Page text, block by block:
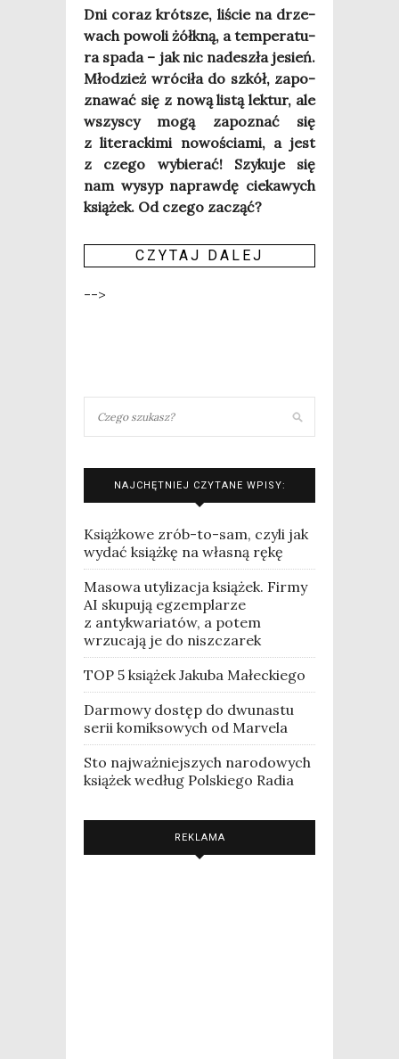
Dni coraz krót­sze, liście na drze­
wach powo­li żółk­ną, a tem­pe­ra­tu­
ra spa­da – jak nic nade­szła jesień.
Mło­dzież wró­ci­ła do szkół, zapo­
zna­wać się z nową listą lek­tur, ale
wszy­scy mogą zapo­znać się
z lite­rac­ki­mi nowo­ścia­mi, a jest
z cze­go wybie­rać! Szy­ku­je się
nam wysyp napraw­dę cie­ka­wych
ksią­żek. Od cze­go zacząć?
CZY­TAJ DALEJ
-->
NAJCHĘTNIEJ CZYTANE WPISY:
Książkowe zrób-to-sam, czyli jak
wydać książkę na własną rękę
Masowa utylizacja książek. Firmy
AI skupują egzemplarze
z antykwariatów, a potem
wrzucają je do niszczarek
TOP 5 książek Jakuba Małeckiego
Darmowy dostęp do dwunastu
serii komiksowych od Marvela
Sto najważniejszych narodowych
książek według Polskiego Radia
REKLAMA